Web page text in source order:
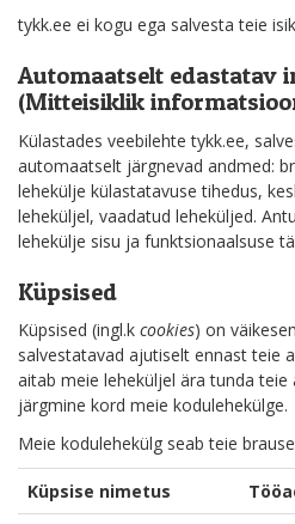
tykk.ee ei kogu ega salvesta teie
Automaatselt edastatav
(Mitteisiklik
Külastades veebilehte tykk.ee,
automaatselt järgnevad andmed:
lehekülje külastatavuse tihedus,
leheküljel, vaadatud leheküljed.
lehekülje sisu ja funktsionaalsuse
Küpsised
Küpsised (ingl.k cookies) on
salvestatavad ajutiselt ennast teie
aitab meie leheküljel ära tunda
järgmine kord meie kodulehekülge.
Meie kodulehekülg seab teie
Küpsise nimetus